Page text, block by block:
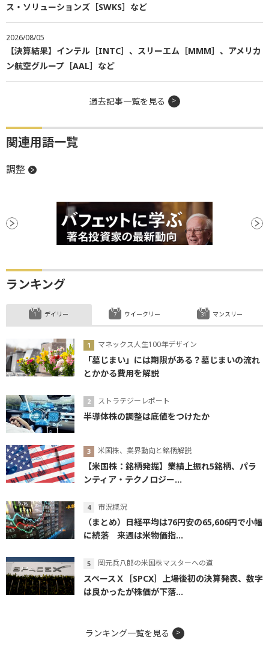
ス・ソリューションズ［SWKS］など
2026/08/05
【決算結果】インテル［INTC］、スリーエム［MMM］、アメリカ
ン航空グループ［AAL］など
過去記事一覧を見る
関連用語一覧
調整
ランキング
デイリー
マネックス人生100年デザイン
「墓じまい」には期限がある？墓じまいの流れ
とかかる費用を解説
ストラテジーレポート
半導体株の調整は底値をつけたか
米国株、業界動向と銘柄解説
【米国株：銘柄発掘】業績上振れ5銘柄、パラ
ンティア・テクノロジー...
市況概況
（まとめ）日経平均は76円安の65,606円で小幅
に続落 来週は米物価指...
岡元兵八郎の米国株マスターへの道
スペースＸ［SPCX］上場後初の決算発表、数字
は良かったが株価が下落...
ウイークリー マンスリー
ランキング一覧を見る